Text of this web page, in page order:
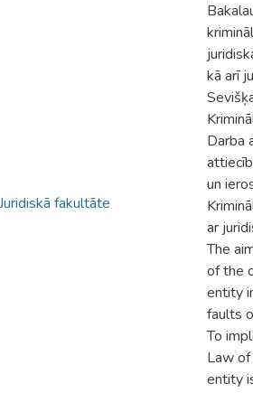
fakultāte
kā arī
Darba
un
ar
The
of the
entity
faults
To
Law
entity